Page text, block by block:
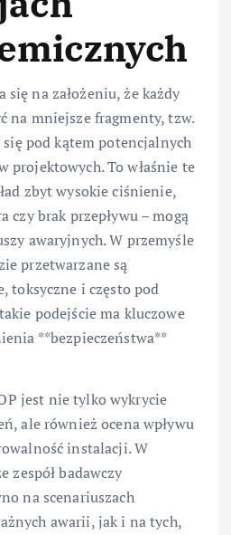
się na założeniu, że każdy
na mniejsze fragmenty, tzw.
pod kątem potencjalnych
projektowych. To właśnie te
zbyt wysokie ciśnienie,
czy brak przepływu – mogą
awaryjnych. W przemyśle
przetwarzane są
toksyczne i często pod
podejście ma kluczowe
**bezpieczeństwa**
jest nie tylko wykrycie
ale również ocena wpływu
instalacji. W
zespół badawczy
na scenariuszach
awarii, jak i na tych,